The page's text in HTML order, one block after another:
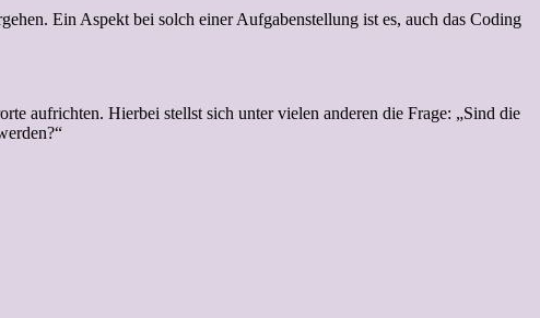
Ein Aspekt bei solch einer Aufgabenstellung ist es, auch das Coding
aufrichten. Hierbei stellst sich unter vielen anderen die Frage: „Sind die